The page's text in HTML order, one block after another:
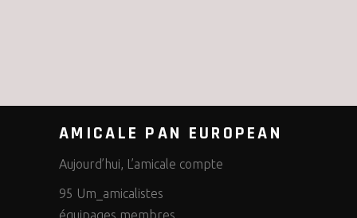
AMICALE PAN EUROPEAN
Aujourd’hui, L’amicale compte
95 Um_amicalistes
équipages membres